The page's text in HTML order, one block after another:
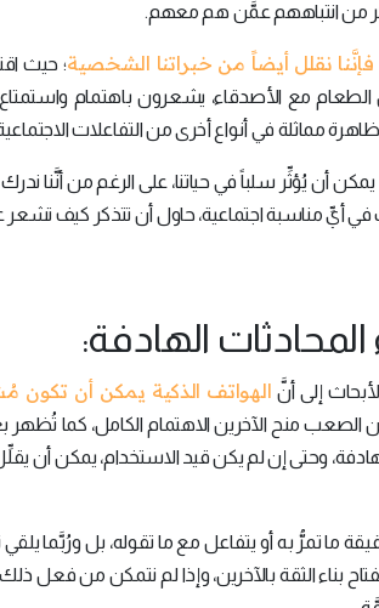
من انتباههم عمَّن هم معهم.
فإنَّنا نقلل أيضاً من خبراتنا الشخصية؛ حيث
مع الأصدقاء، يشعرون باهتمام
مماثلة في أنواع أخرى من التفاعلات
أن يُؤثِّر سلباً في حياتنا، على الرغم من أنَّنا ندرك
أيِّ مناسبة اجتماعية، حاول أن تتذكر كيف تشعر
إلى أنَّ الهواتف الذكية يمكن أن تكون
الصعب منح الآخرين الاهتمام الكامل، كما
وحتى إن لم يكن قيد الاستخدام، يمكن أن
تمرُّ به أو يتفاعل مع ما تقوله، بل ورُبَّما
بناء الثقة بالآخرين، وإذا لم نتمكن من فعل ذلك،